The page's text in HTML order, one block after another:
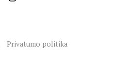
Privatumo politika